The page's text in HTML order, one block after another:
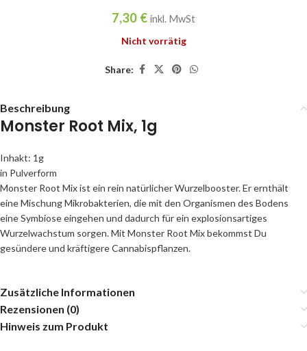
7,30 € inkl. MwSt
Nicht vorrätig
Share:
Beschreibung
Monster Root Mix, 1g
Inhakt: 1g
in Pulverform
Monster Root Mix ist ein rein natürlicher Wurzelbooster. Er ernthält
eine Mischung Mikrobakterien, die mit den Organismen des Bodens
eine Symbiose eingehen und dadurch für ein explosionsartiges
Wurzelwachstum sorgen. Mit Monster Root Mix bekommst Du
gesündere und kräftigere Cannabispflanzen.
Zusätzliche Informationen
Rezensionen (0)
Hinweis zum Produkt